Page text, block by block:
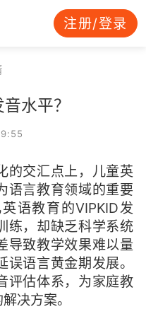
注册/登录
水平？
的交汇点上，儿童英
语言教育领域的重要
语教育的VIPKID发
练，却缺乏科学系统
导致教学效果难以量
语言黄金期发展。
评估体系，为家庭教
决方案。